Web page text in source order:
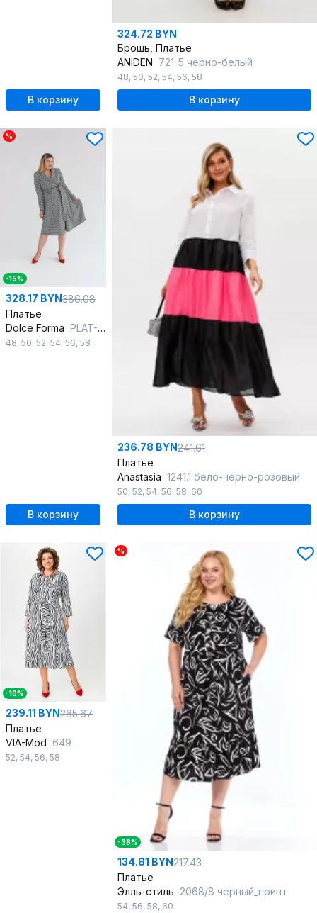
В корзину
324.72 BYN
Брошь, Платье
ANIDEN 721-5 черно-белый
48, 50, 52, 54, 56, 58
В корзину
%
-15%
328.17 BYN386.08
Платье
Dolce Forma PLAT-BEL-04_черно-белый
48, 50, 52, 54, 56, 58
В корзину
236.78 BYN241.61
Платье
Anastasia 1241.1 бело-черно-розовый
50, 52, 54, 56, 58, 60
В корзину
-10%
239.11 BYN265.67
Платье
VIA-Mod 649
52, 54, 56, 58
%
-38%
134.81 BYN217.43
Платье
Элль-стиль 2068/8 черный_принт
54, 56, 58, 60